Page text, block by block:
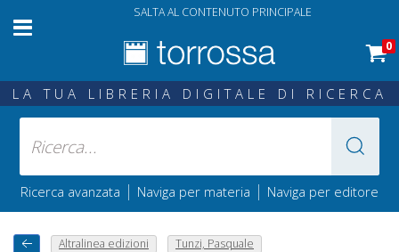
SALTA AL CONTENUTO PRINCIPALE
0
LA TUA LIBRERIA DIGITALE DI RICERCA
Ricerca avanzata | Naviga per materia | Naviga per editore
Altralinea edizioni
Tunzi, Pasquale